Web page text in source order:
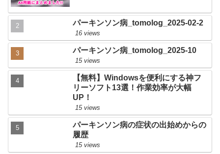
パーキンソン病_tomolog_2025-02-2
16 views
パーキンソン病_tomolog_2025-10
15 views
【無料】Windowsを便利にする神フ
リーソフト13選！作業効率が大幅
UP！
15 views
パーキンソン病の症状の出始めからの
履歴
15 views